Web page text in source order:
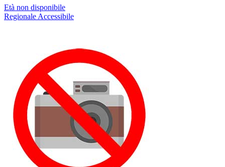
Età non disponibile
Regionale Accessibile